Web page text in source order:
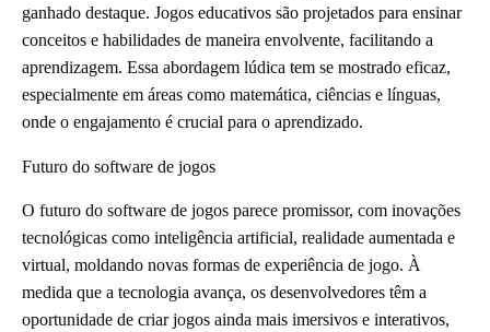
ganhado destaque. Jogos educativos são projetados para ensinar
conceitos e habilidades de maneira envolvente, facilitando a
aprendizagem. Essa abordagem lúdica tem se mostrado eficaz,
especialmente em áreas como matemática, ciências e línguas,
onde o engajamento é crucial para o aprendizado.
Futuro do software de jogos
O futuro do software de jogos parece promissor, com inovações
tecnológicas como inteligência artificial, realidade aumentada e
virtual, moldando novas formas de experiência de jogo. À
medida que a tecnologia avança, os desenvolvedores têm a
oportunidade de criar jogos ainda mais imersivos e interativos,